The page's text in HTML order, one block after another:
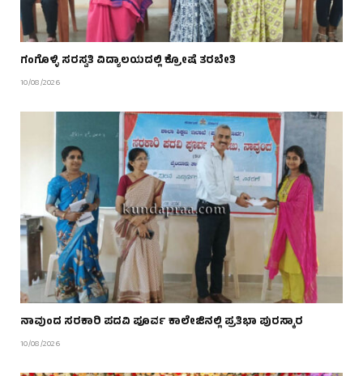
ಗಂಗೊಳ್ಳಿ ಸರಸ್ವತಿ ವಿದ್ಯಾಲಯದಲ್ಲಿ ಕ್ರೋಷೆ ತರಬೇತಿ
10/08/2026
ನಾವುಂದ ಸರಕಾರಿ ಪದವಿ ಪೂರ್ವ ಕಾಲೇಜಿನಲ್ಲಿ ಪ್ರತಿಭಾ ಪುರಸ್ಕಾರ
10/08/2026